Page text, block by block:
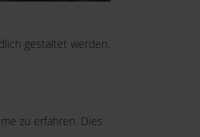
gestaltet werden.
zu erfahren. Dies